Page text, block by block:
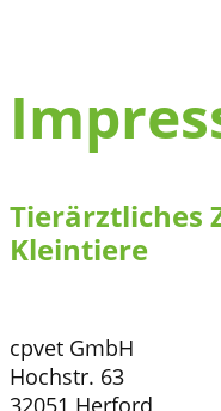
Tierärztliches
Kleintiere
cpvet GmbH
Hochstr. 63
32051 Herford